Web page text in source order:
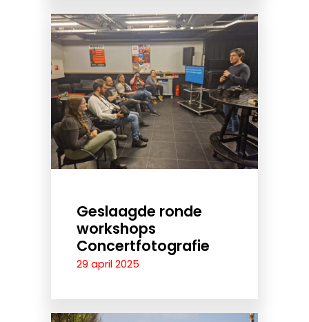
Geslaagde ronde
workshops
Concertfotografie
29 april 2025